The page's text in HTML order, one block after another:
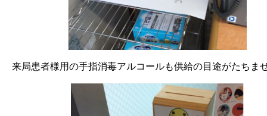
来局患者様用の手指消毒アルコールも供給の目途がたちま